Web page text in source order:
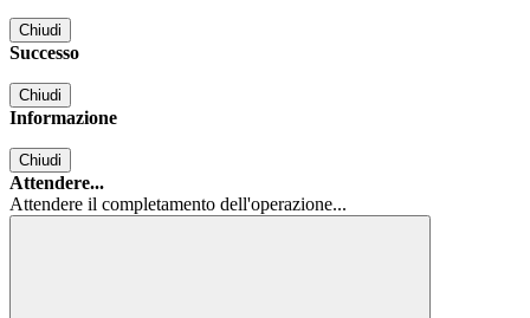
Chiudi
Successo
Chiudi
Informazione
Chiudi
Attendere...
Attendere il completamento dell'operazione...